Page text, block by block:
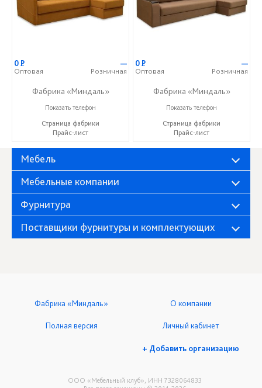
0Р
Оптовая
—
Розничная
Фабрика «Миндаль»
+7 (927) 630-62-82
Показать телефон
Страница фабрики
Прайс-лист
0Р
Оптовая
—
Розничная
Фабрика «Миндаль»
+7 (927) 630-62-82
Показать телефон
Страница фабрики
Прайс-лист
Мебель
Мебельные компании
Фурнитура
Поставщики фурнитуры и комплектующих
ООО «Мебельный клуб», ИНН 7328064833
Фабрика «Миндаль» О компании
Полная версия Личный кабинет
+ Добавить организацию